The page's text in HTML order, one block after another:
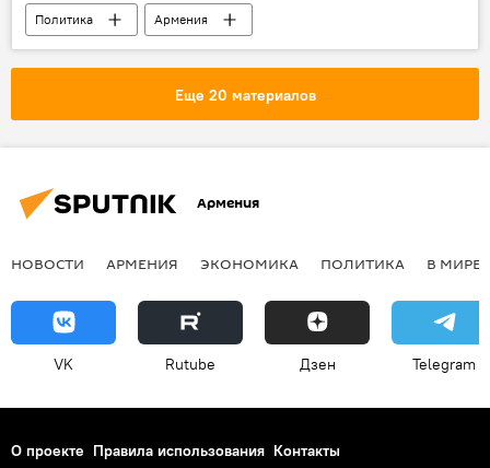
Политика
Армения
Пашинян Никол
оценка
Еще 20 материалов
Армения
НОВОСТИ АРМЕНИЯ ЭКОНОМИКА ПОЛИТИКА В МИРЕ
VK Rutube Дзен Telegram
О проекте Правила использования Контакты